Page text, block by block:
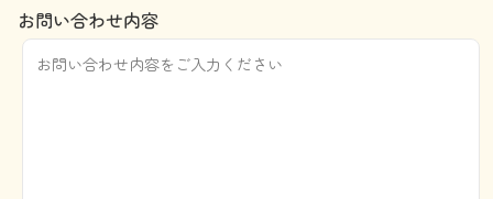
お問い合わせ内容